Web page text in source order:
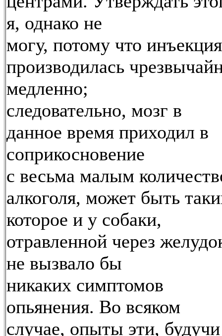
я, однако не
могу, потому что инъекция
производилась
медленно;
следовательно, мозг в
данное время приходил в
соприкосновение
с весьма малым
алкоголя, может быть
которое и у собаки,
отравленной через
не вызвало бы
никаких симптомов
опьянения. Во всяком
случае, опыты эти, будучи